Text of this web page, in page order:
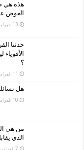
هذه هي
العوض
13 فبراير، 2019
حدثنا
؟
11 فبراير، 2019
هل
10 فبراير، 2019
الذي
7 فبراير، 2019